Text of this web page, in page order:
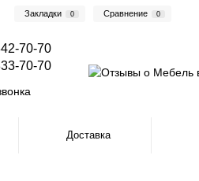
Закладки 0 Сравнение 0
70-70
70-70
Доставка